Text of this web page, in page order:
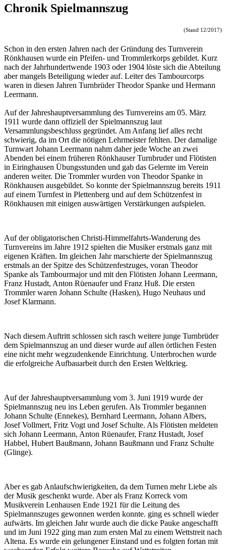
Chronik Spielmannszug
(Stand 12/2017)
Schon in den ersten Jahren nach der Gründung des Turnverein
Rönkhausen wurde ein Pfeifen- und Trommlerkorps gebildet. Kurz
nach der Jahrhundertwende 1903 oder 1904 löste sich die Abteilung
aber mangels Beteiligung wieder auf. Leiter des Tambourcorps
waren in diesen Jahren Turnbrüder Theodor Spanke und Hermann
Leermann.
Auf der Jahreshauptversammlung des Turnvereins am 05. März
1911 wurde dann offiziell der Spielmannszug laut
Versammlungsbeschluss gegründet. Am Anfang lief alles recht
schwierig, da im Ort die nötigen Lehrmeister fehlten. Der damalige
Turnwart Johann Leermann nahm daher jede Woche an zwei
Abenden bei einem früheren Rönkhauser Turnbruder und Flötisten
in Eiringhausen Übungsstunden und gab das Gelernte im Verein
anderen weiter. Die Trommler wurden von Theodor Spanke in
Rönkhausen ausgebildet. So konnte der Spielmannszug bereits 1911
auf einem Turnfest in Plettenberg und auf dem Schützenfest in
Rönkhausen mit einigen auswärtigen Verstärkungen aufspielen.
Auf der obligatorischen Christi-Himmelfahrts-Wanderung des
Turnvereins im Jahre 1912 spielten die Musiker erstmals ganz mit
eigenen Kräften. Im gleichen Jahr marschierte der Spielmannszug
erstmals an der Spitze des Schützenfestzuges, voran Theodor
Spanke als Tambourmajor und mit den Flötisten Johann Leermann,
Franz Hustadt, Anton Rüenaufer und Franz Huß. Die ersten
Trommler waren Johann Schulte (Hasken), Hugo Neuhaus und
Josef Klarmann.
Nach diesem Auftritt schlossen sich rasch weitere junge Turnbrüder
dem Spielmannszug an und dieser wurde auf allen örtlichen Festen
eine nicht mehr wegzudenkende Einrichtung. Unterbrochen wurde
die erfolgreiche Aufbauarbeit durch den Ersten Weltkrieg.
Auf der Jahreshauptversammlung vom 3. Juni 1919 wurde der
Spielmannszug neu ins Leben gerufen. Als Trommler begannen
Johann Schulte (Ennekes), Bernhard Leermann, Johann Albers,
Josef Vollmert, Fritz Vogt und Josef Schulte. Als Flötisten meldeten
sich Johann Leermann, Anton Rüenaufer, Franz Hustadt, Josef
Habbel, Hubert Baußmann, Johann Baußmann und Franz Schulte
(Glinge).
Aber es gab Anlaufschwierigkeiten, da dem Turnen mehr Liebe als
der Musik geschenkt wurde. Aber als Franz Korreck vom
Musikverein Lenhausen Ende 1921 für die Leitung des
Spielmannszuges gewonnen werden konnte. ging es schnell wieder
aufwärts. Im gleichen Jahr wurde auch die dicke Pauke angeschafft
und im Juni 1922 ging man zum ersten Mal zu einem Wettstreit nach
Altena. Es wurde ein gelungener Einstand und es folgten fortan mit